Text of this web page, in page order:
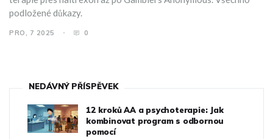
podložené důkazy.
PRO, 7 2025 0
NEDÁVNÝ PŘÍSPĚVEK
12 kroků AA a psychoterapie: Jak
kombinovat program s odbornou
pomocí